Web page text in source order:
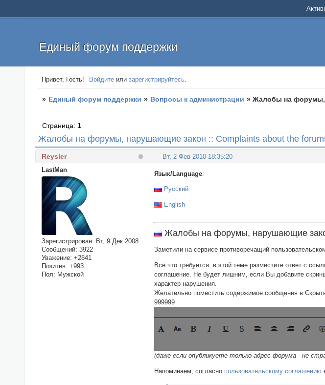
Единый форум поддержки
Привет, Гость! Войдите илизарегистрируйтесь.
» Единый форум поддержки » Вопросы к администрации »Жалобы на форумы,
Жалобы на форумы, нарушающие закон :: Complaints about the
Страница: 1
Вт, 2 Фев 2010 18:35:20
Reysler
LastMan
Зарегистрирован: Вт, 9 Дек 2008
Сообщений: 3922
Уважение: +2841
Позитив: +993
Пол: Мужской
Язык/Language:
Русский
English
Жалобы на форумы, нарушающие
Заметили на сервисе противоречащий
Всё что требуется: в этой теме разместите ответ с
соглашение. Не будет лишним, если Вы добавите
характер нарушения.
Желательно поместить содержимое сообщения в
999999
(даже если опубликуете только адрес форума - не
Напоминаем, согласно пользовательскому соглашению